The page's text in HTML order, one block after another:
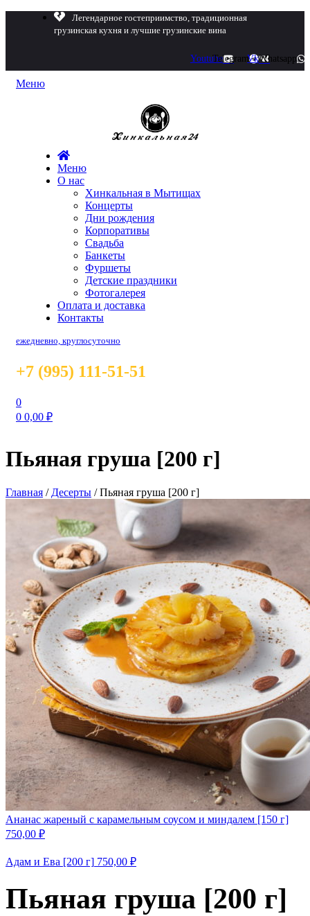
Легендарное гостеприимство, традиционная
грузинская кухня и лучшие грузинские вина
YoutubeTelegramVkWhatsapp
Меню
Меню
О нас
Хинкальная в Мытищах
Концерты
Дни рождения
Корпоративы
Свадьба
Банкеты
Фуршеты
Детские праздники
Фотогалерея
Оплата и доставка
Контакты
ежедневно, круглосуточно
+7 (995) 111-51-51
0
0 0,00 ₽
Пьяная груша [200 г]
Главная / Десерты /Пьяная груша [200 г]
Ананас жареный с карамельным соусом и миндалем [150 г]
750,00 ₽
Адам и Ева [200 г] 750,00 ₽
Пьяная груша [200 г]